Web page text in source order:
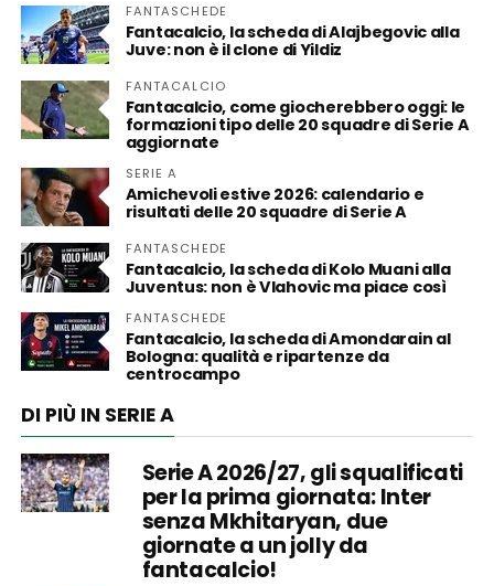
FANTASCHEDE
Fantacalcio, la scheda di Alajbegovic alla
Juve: non è il clone di Yildiz
FANTACALCIO
Fantacalcio, come giocherebbero oggi: le
formazioni tipo delle 20 squadre di Serie A
aggiornate
SERIE A
Amichevoli estive 2026: calendario e
risultati delle 20 squadre di Serie A
FANTASCHEDE
Fantacalcio, la scheda di Kolo Muani alla
Juventus: non è Vlahovic ma piace così
FANTASCHEDE
Fantacalcio, la scheda di Amondarain al
Bologna: qualità e ripartenze da
centrocampo
DI PIÙ IN SERIE A
Serie A 2026/27, gli squalificati
per la prima giornata: Inter
senza Mkhitaryan, due
giornate a un jolly da
fantacalcio!